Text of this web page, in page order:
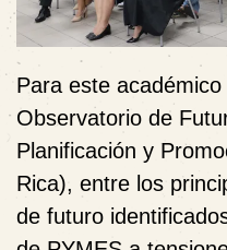
Para este
Observatorio de
Planificación y
Rica), entre los
de futuro